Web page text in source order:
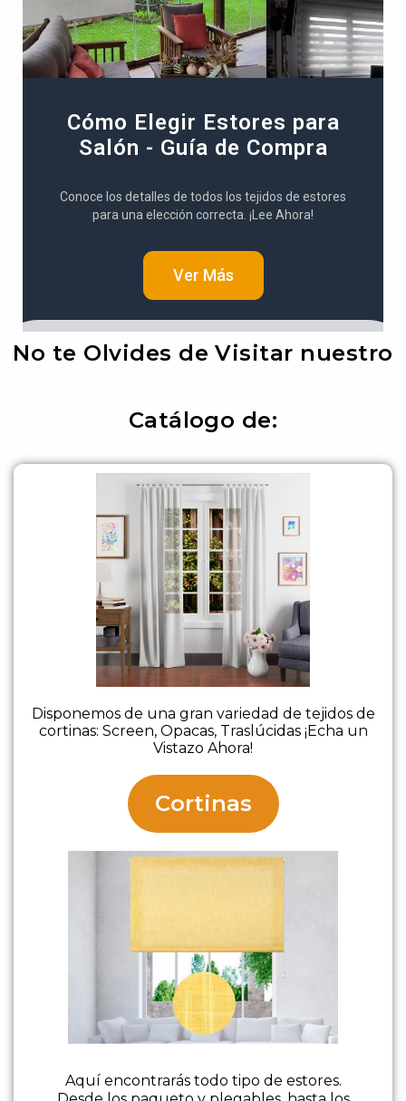
Cómo Elegir Estores para
Salón - Guía de Compra
Conoce los detalles de todos los tejidos de estores
para una elección correcta. ¡Lee Ahora!
Ver Más
No te Olvides de Visitar nuestro
Catálogo de:
Disponemos de una gran variedad de tejidos de
cortinas: Screen, Opacas, Traslúcidas ¡Echa un
Vistazo Ahora!
Cortinas
Aquí encontrarás todo tipo de estores.